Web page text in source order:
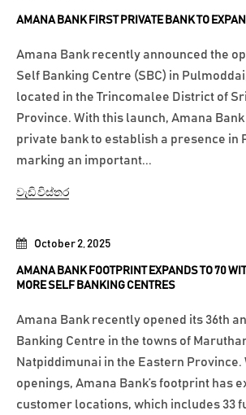
October 2, 2025
AMANA BANK FOOTPRINT EXPANDS TO 70
MORE SELF BANKING CENTRES
Amana Bank recently opened its 36th
Banking Centre in the towns of
Natpiddimunai in the Eastern Province.
openings, Amana Bank’s footprint has
customer locations, which includes 33
AMANA BANK FIRST PRIVATE BANK TO
Amana Bank recently announced the
Self Banking Centre (SBC) in
located in the Trincomalee District of
Province. With this launch, Amana
private bank to establish a presence in
marking an important...
වැඩි විස්තර